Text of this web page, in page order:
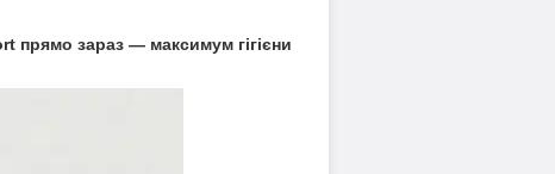
прямо зараз — максимум гігієни